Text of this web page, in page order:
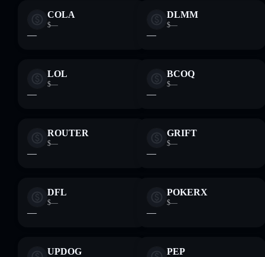
COLA
$—
—
DLMM
$—
—
LOL
$—
—
BCOQ
$—
—
ROUTER
$—
—
GRIFT
$—
—
DFL
$—
—
POKERX
$—
—
UPDOG PEP